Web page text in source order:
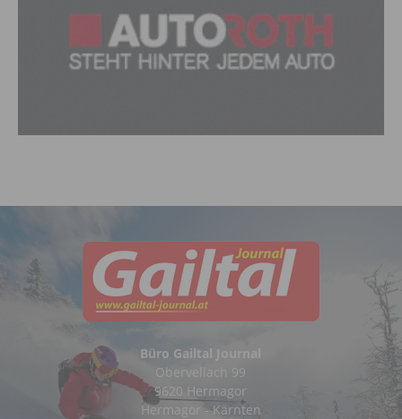
Büro Gailtal Journal
Obervellach 99
9620 Hermagor
Hermagor - Kärnten